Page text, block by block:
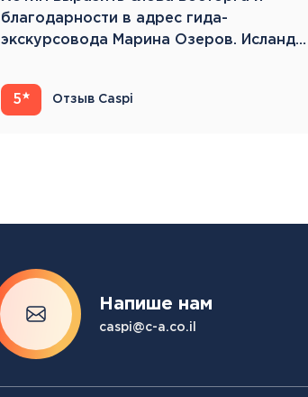
благодарности в адрес гида-
экскурсовода Марина Озеров. Исландия
5 Отзыв Caspi
Напише нам
caspi@c-a.co.il